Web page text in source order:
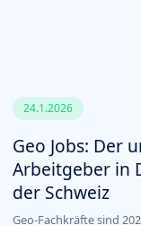
24.1.2026
Geo Jobs: Der
Arbeitgeber in
der Schweiz
Geo-Fachkräfte sind